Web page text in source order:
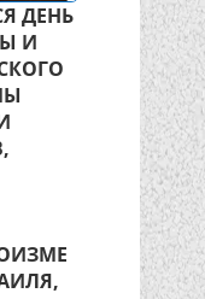
ДЕНЬ
И